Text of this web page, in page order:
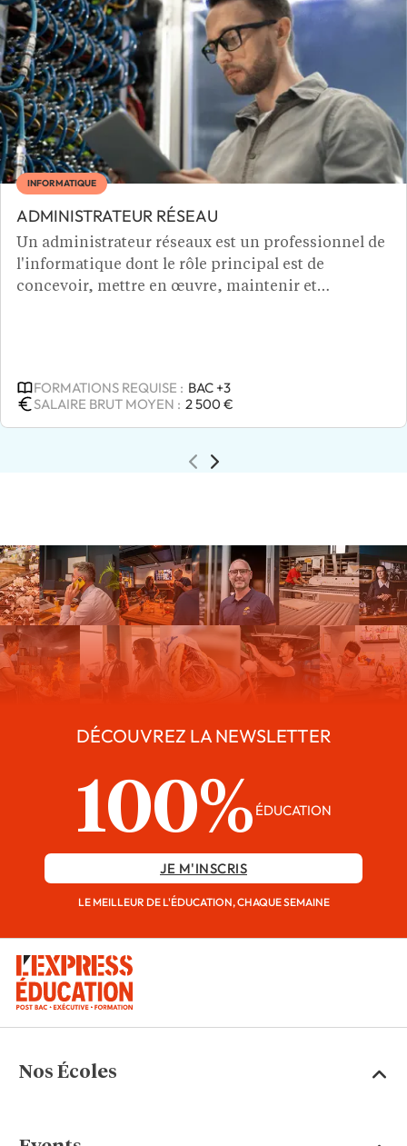
INFORMATIQUE
ADMINISTRATEUR RÉSEAU
Un administrateur réseaux est un professionnel de
l'informatique dont le rôle principal est de
concevoir, mettre en œuvre, maintenir et
utilisateurs de communiquer et d'accéder aux
FORMATIONS REQUISE : BAC +3
SALAIRE BRUT MOYEN : 2 500 €
DÉCOUVREZ LA NEWSLETTER
100% ÉDUCATION
JE M'INSCRIS
LE MEILLEUR DE L'ÉDUCATION, CHAQUE SEMAINE
Nos Écoles